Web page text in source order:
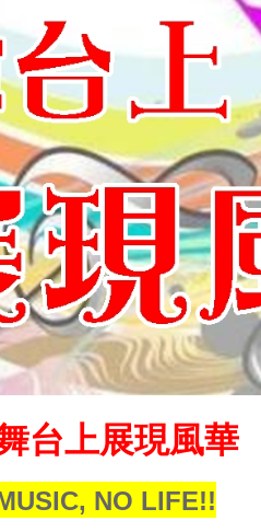
台上展現風華
NO LIFE!!